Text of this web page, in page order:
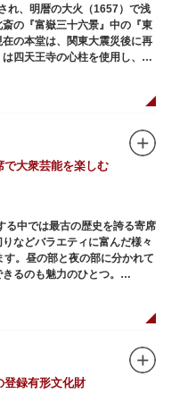
れ、明暦の大火（1657）で浅
の『富嶽三十六景』中の『東
の本堂は、関東大震災後に再
四天王寺の心柱を使用し、嘉
、梵鐘は寛永7年（1630）以
では有数の風格を誇り、毎年
で大衆芸能を楽しむ
る中では最古の歴史を誇る寄席
などバラエティに富んだ様々
。昼の部と夜の部に分かれて
るのも魅力のひとつ。
入できる、お箸で切れるやわ
。お弁当やお菓子を食べたり
登録有形文化財